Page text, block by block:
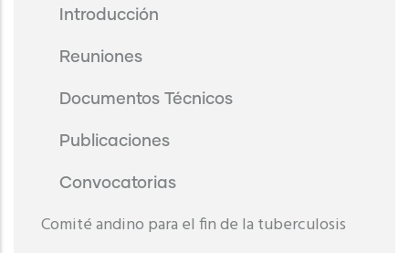
Introducción
Reuniones
Documentos Técnicos
Publicaciones
Convocatorias
Comité andino para el fin de la tuberculosis